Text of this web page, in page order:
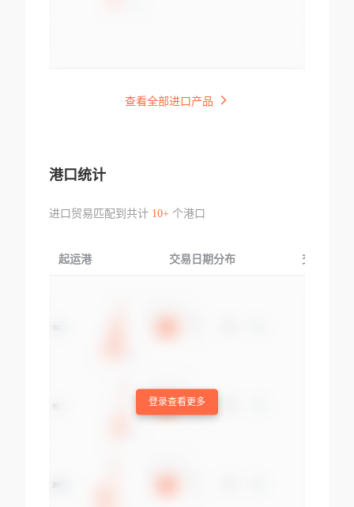
查看全部进口产品
港口统计
进口贸易匹配到共计 10+个港口
起运港 交易日期分布 交易产品
登录查看更多